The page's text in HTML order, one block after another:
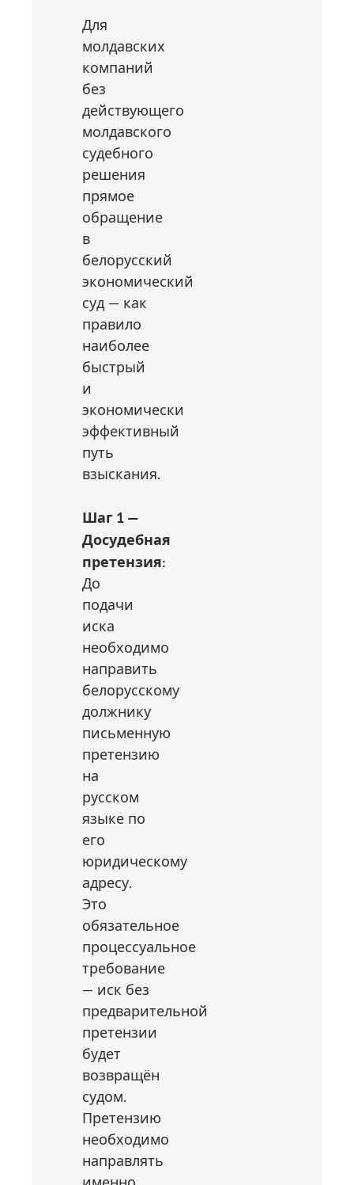
Для
молдавских
компаний
без
действующего
молдавского
судебного
решения
прямое
обращение
в
белорусский
экономический
суд — как
правило
наиболее
быстрый
и
экономически
эффективный
путь
взыскания.
Шаг 1 —
Досудебная
претензия:
До
подачи
иска
необходимо
направить
белорусскому
должнику
письменную
претензию
на
русском
языке по
его
юридическому
адресу.
Это
обязательное
процессуальное
требование
— иск без
предварительной
претензии
будет
возвращён
судом.
Претензию
необходимо
направлять